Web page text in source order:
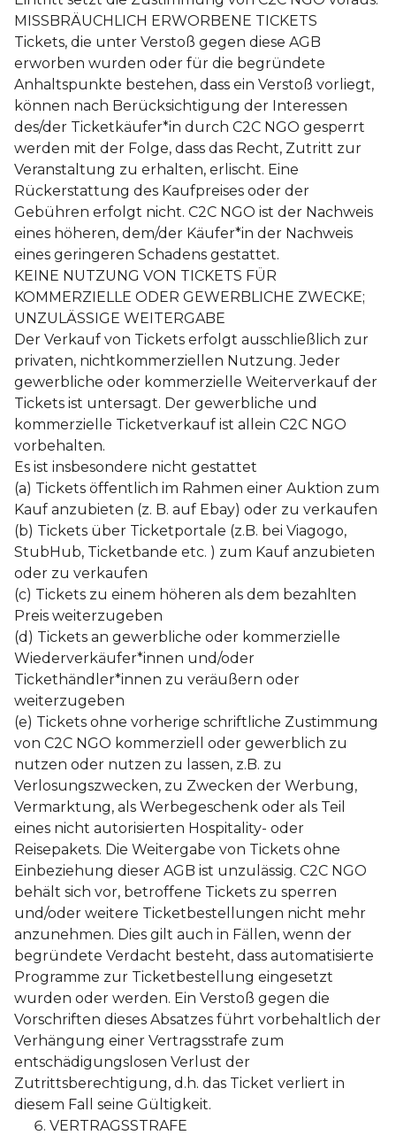
MISSBRÄUCHLICH ERWORBENE TICKETS
Tickets, die unter Verstoß gegen diese AGB
erworben wurden oder für die begründete
Anhaltspunkte bestehen, dass ein Verstoß vorliegt,
können nach Berücksichtigung der Interessen
des/der Ticketkäufer*in durch C2C NGO gesperrt
werden mit der Folge, dass das Recht, Zutritt zur
Veranstaltung zu erhalten, erlischt. Eine
Rückerstattung des Kaufpreises oder der
Gebühren erfolgt nicht. C2C NGO ist der Nachweis
eines höheren, dem/der Käufer*in der Nachweis
eines geringeren Schadens gestattet.
KEINE NUTZUNG VON TICKETS FÜR
KOMMERZIELLE ODER GEWERBLICHE ZWECKE;
UNZULÄSSIGE WEITERGABE
Der Verkauf von Tickets erfolgt ausschließlich zur
privaten, nichtkommerziellen Nutzung. Jeder
gewerbliche oder kommerzielle Weiterverkauf der
Tickets ist untersagt. Der gewerbliche und
kommerzielle Ticketverkauf ist allein C2C NGO
vorbehalten.
Es ist insbesondere nicht gestattet
(a) Tickets öffentlich im Rahmen einer Auktion zum
Kauf anzubieten (z. B. auf Ebay) oder zu verkaufen
(b) Tickets über Ticketportale (z.B. bei Viagogo,
StubHub, Ticketbande etc. ) zum Kauf anzubieten
oder zu verkaufen
(c) Tickets zu einem höheren als dem bezahlten
Preis weiterzugeben
(d) Tickets an gewerbliche oder kommerzielle
Wiederverkäufer*innen und/oder
Tickethändler*innen zu veräußern oder
weiterzugeben
(e) Tickets ohne vorherige schriftliche Zustimmung
von C2C NGO kommerziell oder gewerblich zu
nutzen oder nutzen zu lassen, z.B. zu
Verlosungszwecken, zu Zwecken der Werbung,
Vermarktung, als Werbegeschenk oder als Teil
eines nicht autorisierten Hospitality- oder
Reisepakets. Die Weitergabe von Tickets ohne
Einbeziehung dieser AGB ist unzulässig. C2C NGO
behält sich vor, betroffene Tickets zu sperren
und/oder weitere Ticketbestellungen nicht mehr
anzunehmen. Dies gilt auch in Fällen, wenn der
begründete Verdacht besteht, dass automatisierte
Programme zur Ticketbestellung eingesetzt
wurden oder werden. Ein Verstoß gegen die
Vorschriften dieses Absatzes führt vorbehaltlich der
Verhängung einer Vertragsstrafe zum
entschädigungslosen Verlust der
Zutrittsberechtigung, d.h. das Ticket verliert in
diesem Fall seine Gültigkeit.
VERTRAGSSTRAFE